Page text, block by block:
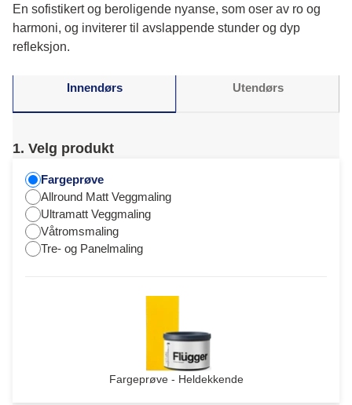
En sofistikert og beroligende nyanse, som oser av ro og
harmoni, og inviterer til avslappende stunder og dyp
refleksjon.
Innendørs Utendørs
1. Velg produkt
Fargeprøve
Allround Matt Veggmaling
Ultramatt Veggmaling
Våtromsmaling
Tre- og Panelmaling
Fargeprøve - Heldekkende